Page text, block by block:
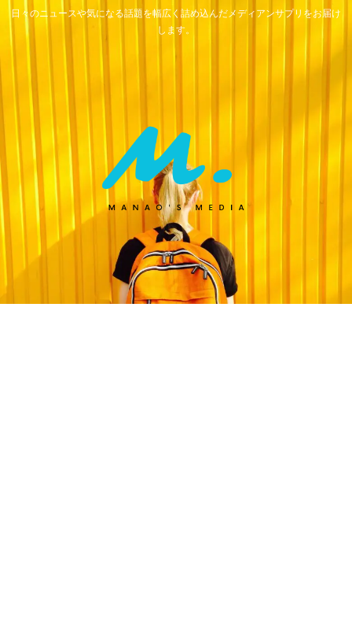
日々のニュースや気になる話題を幅広く詰め込んだメディアンサプリをお届け
します。